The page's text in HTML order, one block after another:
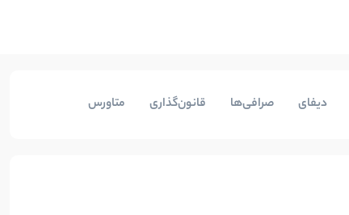
دیفای صرافی‌ها قانون‌گذاری متاورس